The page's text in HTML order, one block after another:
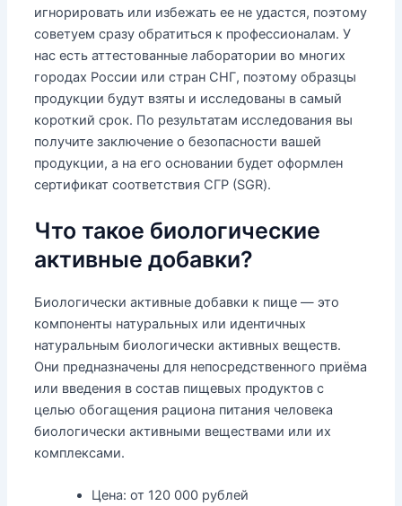
игнорировать или избежать ее не удастся, поэтому
советуем сразу обратиться к профессионалам. У
нас есть аттестованные лаборатории во многих
городах России или стран СНГ, поэтому образцы
продукции будут взяты и исследованы в самый
короткий срок. По результатам исследования вы
получите заключение о безопасности вашей
продукции, а на его основании будет оформлен
сертификат соответствия СГР (SGR).
Что такое биологические
активные добавки?
Биологически активные добавки к пище — это
компоненты натуральных или идентичных
натуральным биологически активных веществ.
Они предназначены для непосредственного приёма
или введения в состав пищевых продуктов с
целью обогащения рациона питания человека
биологически активными веществами или их
комплексами.
Цена: от 120 000 рублей